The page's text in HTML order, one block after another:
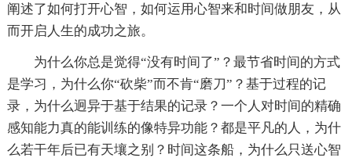
阐述了如何打开心智，如何运用心智来和时间做朋友，从
而开启人生的成功之旅。
为什么你总是觉得“没有时间了”？最节省时间的方式
是学习，为什么你“砍柴”而不肯“磨刀”？基于过程的记
录，为什么迥异于基于结果的记录？一个人对时间的精确
感知能力真的能训练的像特异功能？都是平凡的人，为什
么若干年后已有天壤之别？时间这条船，为什么只送心智